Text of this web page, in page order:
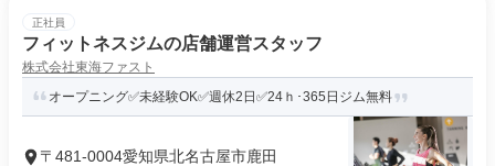
正社員
フィットネスジムの店舗運営スタッフ
株式会社東海ファスト
オープニング✅未経験OK✅週休2日✅24ｈ･365日ジム無料
〒481-0004愛知県北名古屋市鹿田